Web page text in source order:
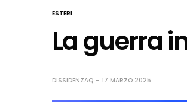
ESTERI
La guerra
DISSIDENZAQ 17 MARZO 2025